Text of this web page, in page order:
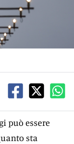
può essere
sta